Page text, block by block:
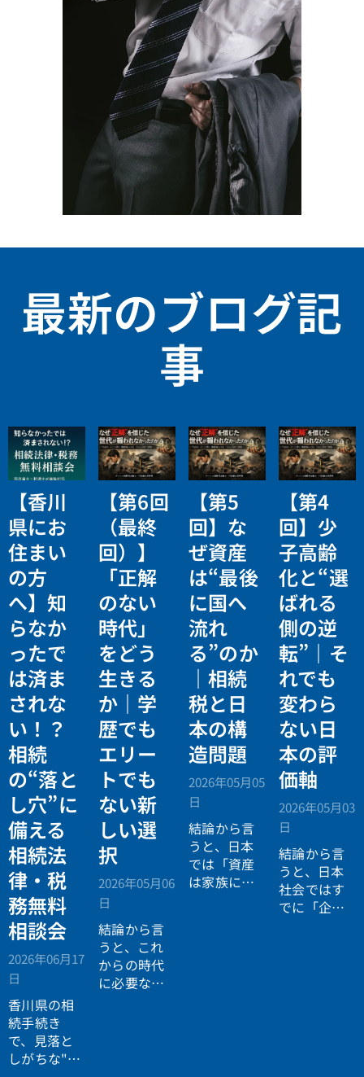
最新のブログ記
事
【香川
県にお
住まい
の方
へ】知
らなか
ったで
は済ま
されな
い！？
相続
の“落と
し穴”に
備える
相続法
律・税
務無料
相談会
2026年06月17
日
香川県の相
続手続き
で、見落と
しがちな"落
【第6回
（最終
回）】
「正解
のない
時代」
をどう
生きる
か｜学
歴でも
エリー
トでも
ない新
しい選
択
2026年05月06
日
結論から言
うと、これ
からの時代
に必要なの
【第5
回】な
ぜ資産
は“最後
に国へ
流れ
る”のか
｜相続
税と日
本の構
造問題
2026年05月05
日
結論から言
うと、日本
では「資産
は家族に引
【第4
回】少
子高齢
化と“選
ばれる
側の逆
転”｜そ
れでも
変わら
ない日
本の評
価軸
2026年05月03
日
結論から言
うと、日本
社会ではす
でに「企業